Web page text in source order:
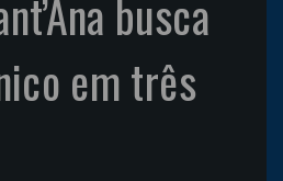
busca
em três